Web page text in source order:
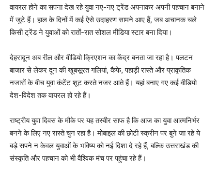
वायरल होने का सपना देख रहे युवा नए-नए ट्रेंड अपनाकर अपनी पहचान बनाने
में जुटे हैं। हाल के दिनों में कई ऐसे उदाहरण सामने आए हैं, जब अचानक चले
किसी ट्रेंड ने युवाओं को रातों-रात सोशल मीडिया स्टार बना दिया।
देहरादून अब रील और वीडियो क्रिएशन का केंद्र बनता जा रहा है। पलटन
बाजार से लेकर दून की खूबसूरत गलियां, कैफे, पहाड़ी रास्ते और प्राकृतिक
नजारों के बीच युवा कंटेंट शूट करते नजर आते हैं। यहां बनाए गए कई वीडियो
देश-विदेश तक वायरल हो रहे हैं।
राष्ट्रीय युवा दिवस के मौके पर यह तस्वीर साफ है कि आज का युवा आत्मनिर्भर
बनने के लिए नए रास्ते चुन रहा है। मोबाइल की छोटी स्क्रीन पर बुने जा रहे ये
बड़े सपने न केवल युवाओं के भविष्य को नई दिशा दे रहे हैं, बल्कि उत्तराखंड की
संस्कृति और पहचान को भी वैश्विक मंच पर पहुंचा रहे हैं।